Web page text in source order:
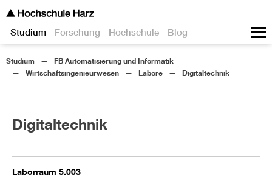
Studium Forschung Hochschule Blog
Studium
FB Automatisierung und Informatik
Wirtschaftsingenieurwesen
Labore Digitaltechnik
Digitaltechnik
Laborraum 5.003